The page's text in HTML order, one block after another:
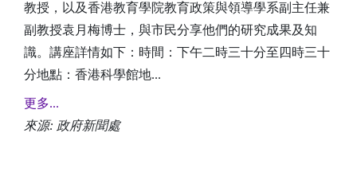
教授，以及香港教育學院教育政策與領導學系副主任兼
副教授袁月梅博士，與市民分享他們的研究成果及知
識。講座詳情如下：時間：下午二時三十分至四時三十
分地點：香港科學館地...
更多...
來源: 政府新聞處